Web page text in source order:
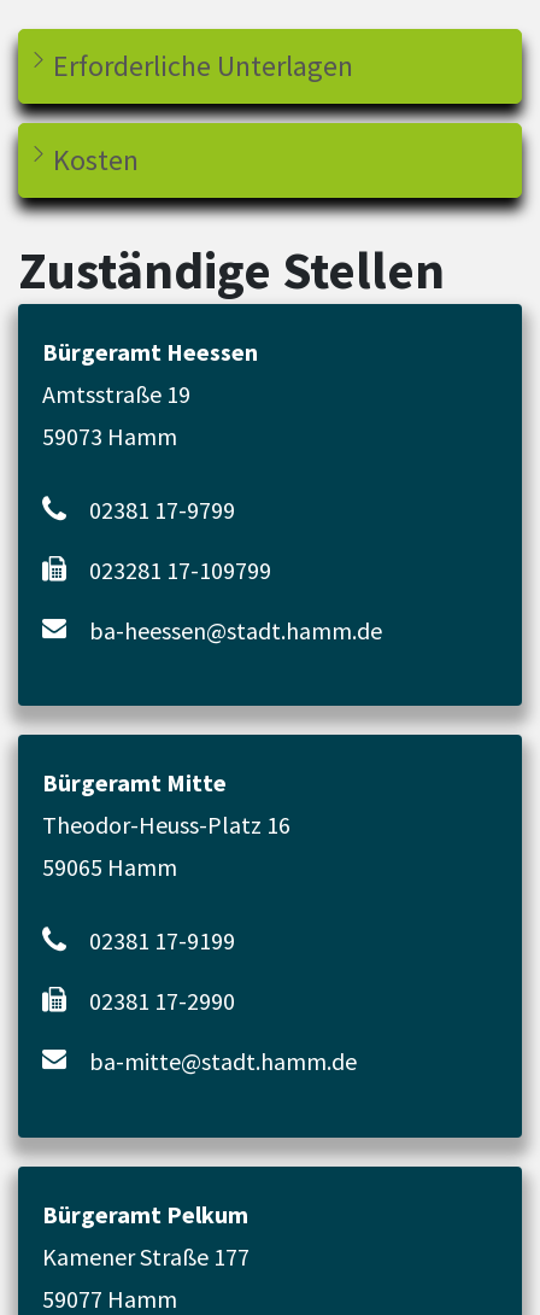
Erforderliche Unterlagen
Kosten
Zuständige Stellen
Bürgeramt Heessen
Amtsstraße 19
59073 Hamm
02381 17-9799
023281 17-109799
ba-heessen@stadt.hamm.de
Bürgeramt Mitte
Theodor-Heuss-Platz 16
59065 Hamm
02381 17-9199
02381 17-2990
ba-mitte@stadt.hamm.de
Bürgeramt Pelkum
Kamener Straße 177
59077 Hamm